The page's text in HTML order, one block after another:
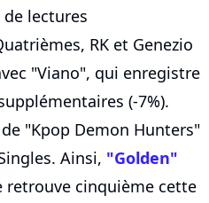
lectures
RK et Genezio
"Viano", qui enregistre
(-7%).
"Kpop Demon Hunters"
Ainsi, "Golden"
retrouve cinquième cette